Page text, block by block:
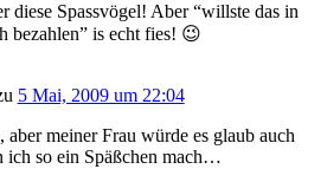
diese Spassvögel! Aber “willste das in
bezahlen” is echt fies! 😉
5 Mai, 2009 um 22:04
meiner Frau würde es glaub auch
so ein Späßchen mach…